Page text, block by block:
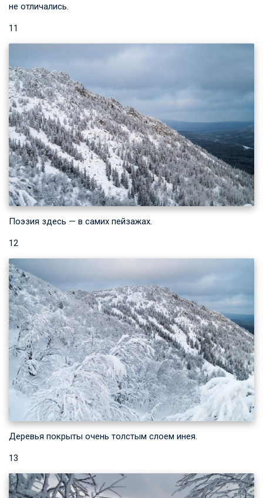
не отличались.
11
Поэзия здесь — в самих пейзажах.
12
Деревья покрыты очень толстым слоем инея.
13